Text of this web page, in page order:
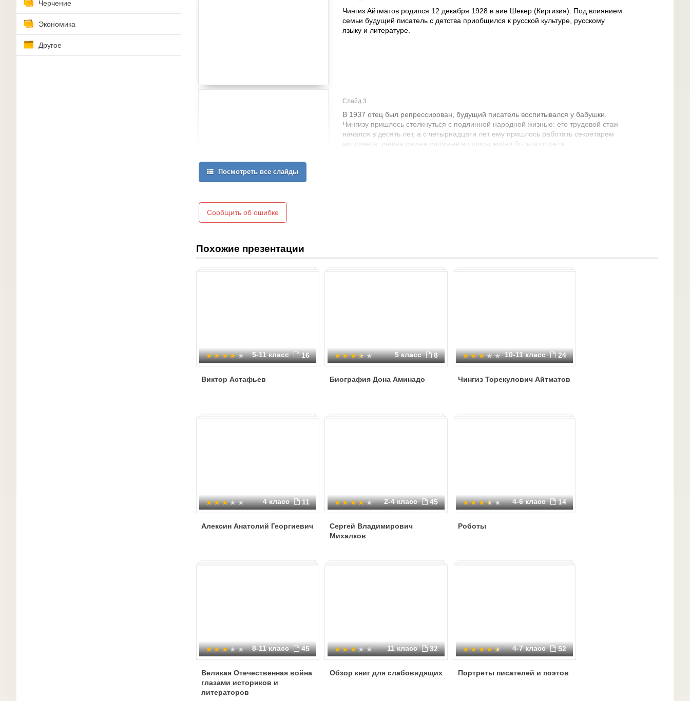
Черчение
Экономика
Другое
Чингиз Айтматов родился 12 декабря 1928 в аие Шекер (Киргизия). Под влиянием
семьи будущий писатель с детства приобщился к русской культуре, русскому
языку и литературе.
Слайд 3
В 1937 отец был репрессирован, будущий писатель воспитывался у бабушки.
Чингизу пришлось столкнуться с подлинной народной жизнью: его трудовой стаж
начался в десять лет, а с четырнадцати лет ему пришлось работать секретарем
аилсовета, решая самые сложные вопросы жизни большого села.
Посмотреть все слайды
Сообщить об ошибке
Похожие презентации
5-11 класс 16
Виктор Астафьев
5 класс 8
Биография Дона Аминадо
10-11 класс 24
Чингиз Торекулович Айтматов
4 класс 11
Алексин Анатолий Георгиевич
2-4 класс 45
Сергей Владимирович
Михалков
4-6 класс 14
Роботы
8-11 класс 45
Великая Отечественная война
глазами историков и
литераторов
11 класс 32
Обзор книг для слабовидящих
4-7 класс 52
Портреты писателей и поэтов